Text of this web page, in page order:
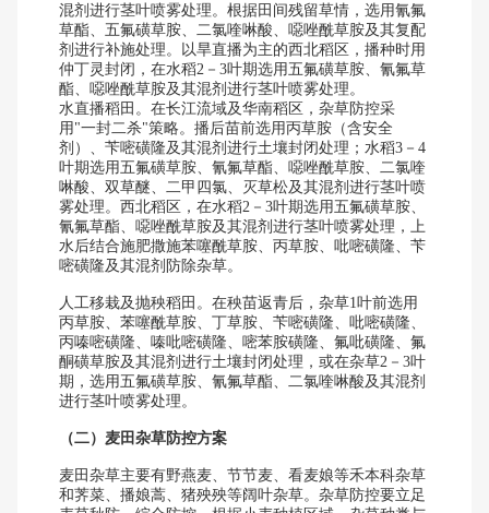
混剂进行茎叶喷雾处理。根据田间残留草情，选用氰氟
草酯、五氟磺草胺、二氯喹啉酸、噁唑酰草胺及其复配
剂进行补施处理。以旱直播为主的西北稻区，播种时用
仲丁灵封闭，在水稻2－3叶期选用五氟磺草胺、氰氟草
酯、噁唑酰草胺及其混剂进行茎叶喷雾处理。
水直播稻田。在长江流域及华南稻区，杂草防控采
用"一封二杀"策略。播后苗前选用丙草胺（含安全
剂）、苄嘧磺隆及其混剂进行土壤封闭处理；水稻3－4
叶期选用五氟磺草胺、氰氟草酯、噁唑酰草胺、二氯喹
啉酸、双草醚、二甲四氯、灭草松及其混剂进行茎叶喷
雾处理。西北稻区，在水稻2－3叶期选用五氟磺草胺、
氰氟草酯、噁唑酰草胺及其混剂进行茎叶喷雾处理，上
水后结合施肥撒施苯噻酰草胺、丙草胺、吡嘧磺隆、苄
嘧磺隆及其混剂防除杂草。
人工移栽及抛秧稻田。在秧苗返青后，杂草1叶前选用
丙草胺、苯噻酰草胺、丁草胺、苄嘧磺隆、吡嘧磺隆、
丙嗪嘧磺隆、嗪吡嘧磺隆、嘧苯胺磺隆、氟吡磺隆、氟
酮磺草胺及其混剂进行土壤封闭处理，或在杂草2－3叶
期，选用五氟磺草胺、氰氟草酯、二氯喹啉酸及其混剂
进行茎叶喷雾处理。
（二）麦田杂草防控方案
麦田杂草主要有野燕麦、节节麦、看麦娘等禾本科杂草
和荠菜、播娘蒿、猪殃殃等阔叶杂草。杂草防控要立足